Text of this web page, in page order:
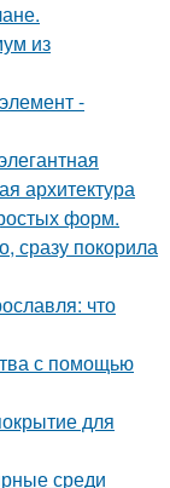
из
-
архитектура
форм.
сразу покорила
что
с помощью
для
среди